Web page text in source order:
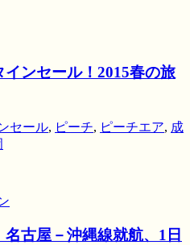
インセール！2015春の旅
セール, ピーチ, ピーチエア, 成
名古屋－沖縄線就航、1日